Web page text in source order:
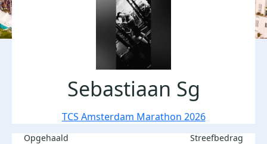
Sebastiaan Sg
TCS Amsterdam Marathon 2026
Opgehaald Streefbedrag